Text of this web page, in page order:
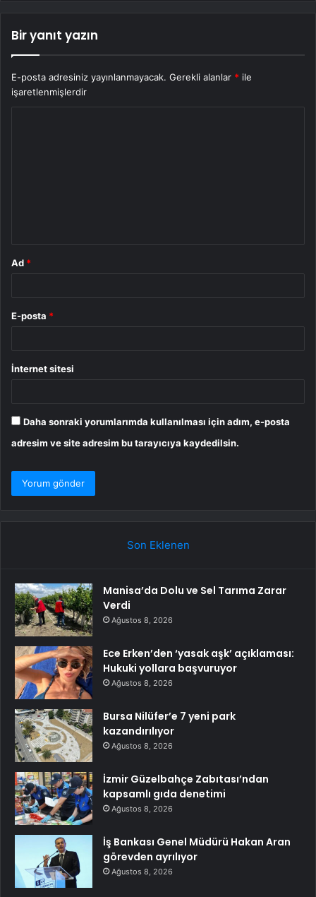
Bir yanıt yazın
E-posta adresiniz yayınlanmayacak. Gerekli alanlar * ile
işaretlenmişlerdir
Ad *
E-posta *
İnternet sitesi
Daha sonraki yorumlarımda kullanılması için adım, e-posta
adresim ve site adresim bu tarayıcıya kaydedilsin.
Son Eklenen
Manisa’da Dolu ve Sel Tarıma Zarar
Verdi
Ağustos 8, 2026
Ece Erken’den ‘yasak aşk’ açıklaması:
Hukuki yollara başvuruyor
Ağustos 8, 2026
Bursa Nilüfer’e 7 yeni park
kazandırılıyor
Ağustos 8, 2026
İzmir Güzelbahçe Zabıtası’ndan
kapsamlı gıda denetimi
Ağustos 8, 2026
İş Bankası Genel Müdürü Hakan Aran
görevden ayrılıyor
Ağustos 8, 2026